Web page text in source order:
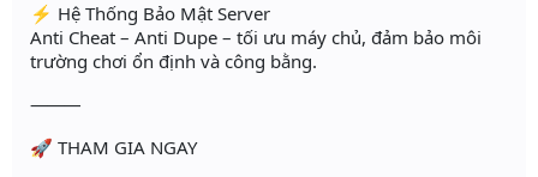
⚡ Hệ Thống Bảo Mật Server
Anti Cheat – Anti Dupe – tối ưu máy chủ, đảm bảo môi
trường chơi ổn định và công bằng.
⸻
🚀 THAM GIA NGAY